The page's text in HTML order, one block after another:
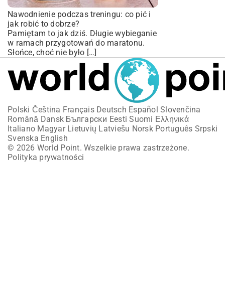
Nawodnienie podczas treningu: co pić i
jak robić to dobrze?
Pamiętam to jak dziś. Długie wybieganie
w ramach przygotowań do maratonu.
Słońce, choć nie było […]
Polski Čeština Français Deutsch Español Slovenčina
Română Dansk Български Eesti Suomi Ελληνικά
Italiano Magyar Lietuvių Latviešu Norsk Português Srpski
Svenska English
© 2026 World Point. Wszelkie prawa zastrzeżone.
Polityka prywatności